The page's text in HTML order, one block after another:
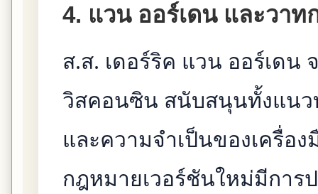
4. แวน ออร์เดน และวา
ส.ส. เดอร์ริค แวน ออร์เดน
วิสคอนซิน สนับสนุนทั้งแนว
และความจำเป็นของเครื่อง
กฎหมายเวอร์ชันใหม่มีการ